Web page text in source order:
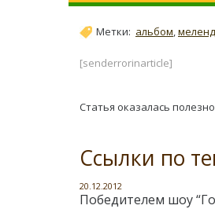
Метки: альбом,
[senderrorinarticle]
Статья оказалась
Ссылки по
20.12.2012
Победителем шоу